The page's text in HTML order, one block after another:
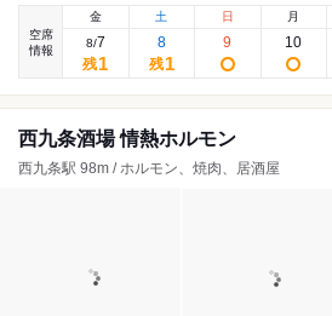
空席
情報
金
8/7
残1
土
8
残1
日
9
月
10
西九条酒場 情熱ホルモン
西九条駅 98m / ホルモン、焼肉、居酒屋